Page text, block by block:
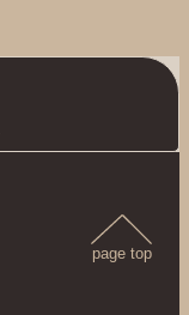
page top